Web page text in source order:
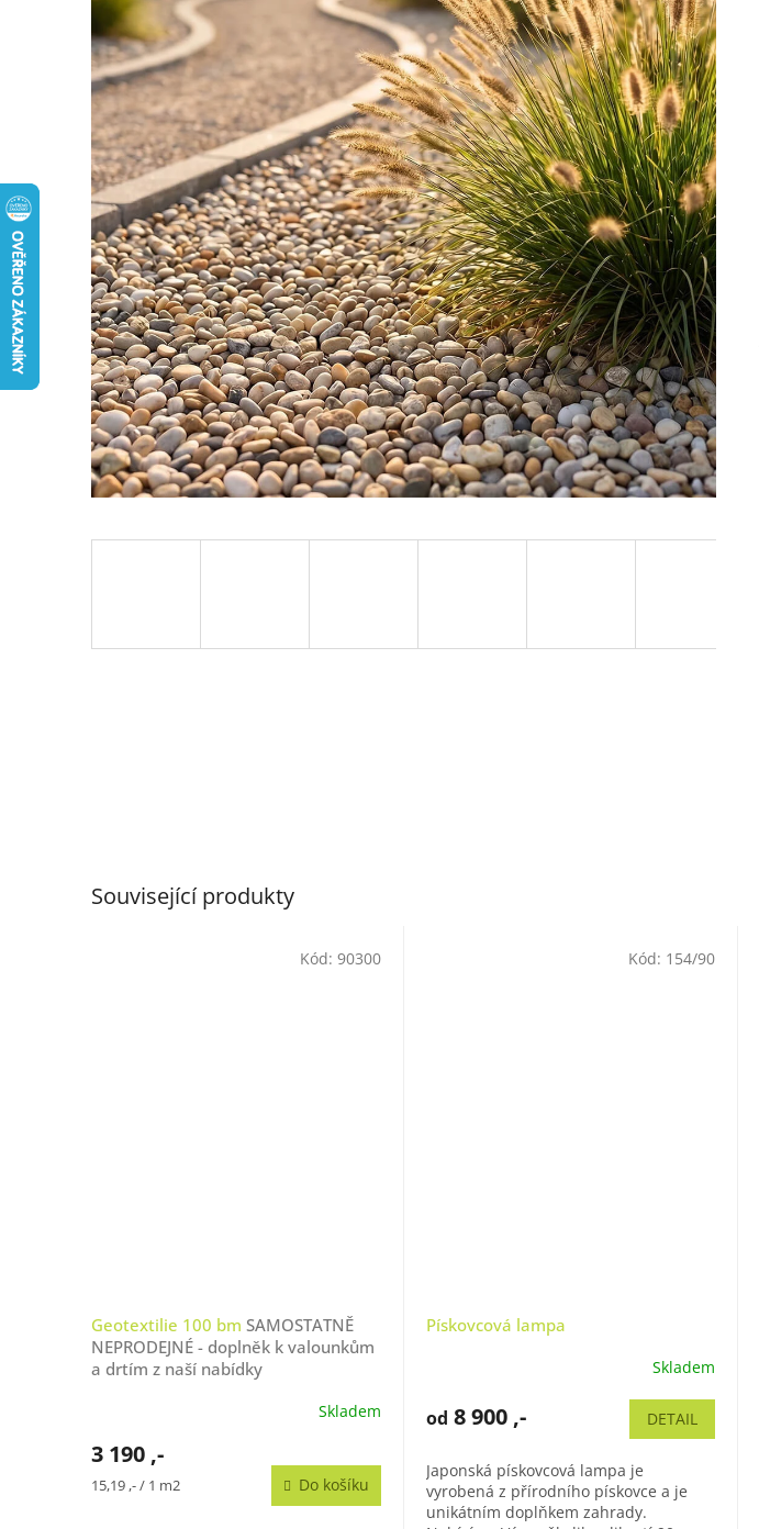
Související produkty
Geotextilie 100 bm SAMOSTATNĚ
NEPRODEJNÉ - doplněk k valounkům
a drtím z naší nabídky
Skladem
3 190 ,-
Měrná
15,19 ,- / 1 m2 Do košíku
Kód: 90300
Pískovcová lampa
Skladem
od 8 900 ,- DETAIL
Japonská pískovcová lampa je
vyrobená z přírodního pískovce a je
unikátním doplňkem zahrady.
Kód: 154/90